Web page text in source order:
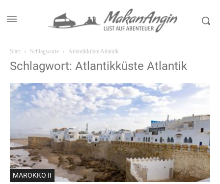
Start Schlagworte Atlantikküste Atlantik
Schlagwort: Atlantikküste Atlantik
MAROKKO II